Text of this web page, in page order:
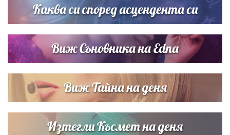
Каква си според асцендента си
Виж Съновника на Edna
Виж Тайна на деня
Изтегли Късмет на деня